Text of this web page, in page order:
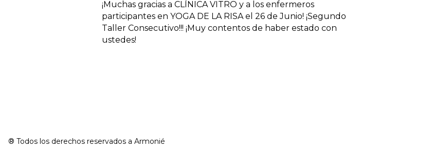
¡Muchas gracias a CLÍNICA VITRO y a los enfermeros
participantes en YOGA DE LA RISA el 26 de Junio! ¡Segundo
Taller Consecutivo!!! ¡Muy contentos de haber estado con
ustedes!
® Todos los derechos reservados a Armonié